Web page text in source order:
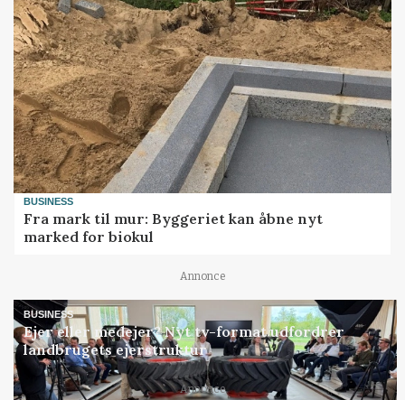
BUSINESS
Fra mark til mur: Byggeriet kan åbne nyt
marked for biokul
Annonce
BUSINESS
Ejer eller medejer? Nyt tv-format udfordrer
landbrugets ejerstruktur
Annonce